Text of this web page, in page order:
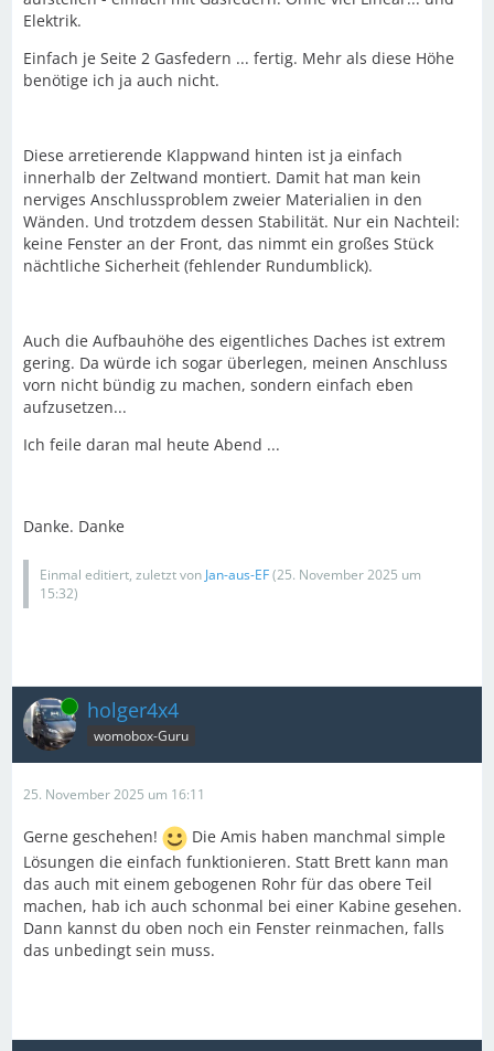
Elektrik.
Einfach je Seite 2 Gasfedern ... fertig. Mehr als diese Höhe
benötige ich ja auch nicht.
Diese arretierende Klappwand hinten ist ja einfach
innerhalb der Zeltwand montiert. Damit hat man kein
nerviges Anschlussproblem zweier Materialien in den
Wänden. Und trotzdem dessen Stabilität. Nur ein Nachteil:
keine Fenster an der Front, das nimmt ein großes Stück
nächtliche Sicherheit (fehlender Rundumblick).
Auch die Aufbauhöhe des eigentliches Daches ist extrem
gering. Da würde ich sogar überlegen, meinen Anschluss
vorn nicht bündig zu machen, sondern einfach eben
aufzusetzen...
Ich feile daran mal heute Abend ...
Danke. Danke
Einmal editiert, zuletzt von Jan-aus-EF(25. November 2025 um
15:32)
Online holger4x4
womobox-Guru
25. November 2025 um 16:11
Gerne geschehen!
Die Amis haben manchmal simple
Lösungen die einfach funktionieren. Statt Brett kann man
das auch mit einem gebogenen Rohr für das obere Teil
machen, hab ich auch schonmal bei einer Kabine gesehen.
Dann kannst du oben noch ein Fenster reinmachen, falls
das unbedingt sein muss.